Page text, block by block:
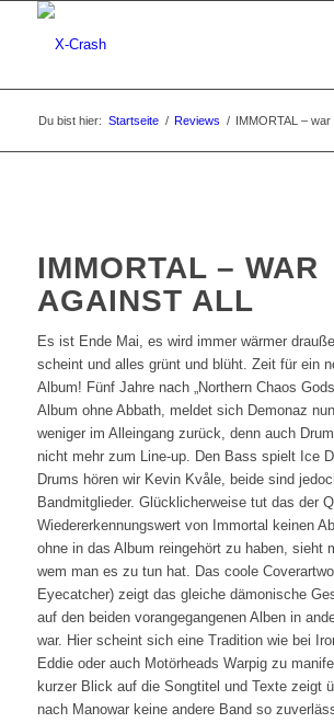
Du bist hier: Startseite / Reviews / IMMORTAL – war
IMMORTAL – WAR
AGAINST ALL
Es ist Ende Mai, es wird immer wärmer
scheint und alles grünt und blüht. Zeit für ein
Album! Fünf Jahre nach „Northern Chaos
Album ohne Abbath, meldet sich Demonaz
weniger im Alleingang zurück, denn auch
nicht mehr zum Line-up. Den Bass spielt Ice
Drums hören wir Kevin Kvåle, beide sind
Bandmitglieder. Glücklicherweise tut das der
Wiedererkennungswert von Immortal keinen
ohne in das Album reingehört zu haben, sieht
wem man es zu tun hat. Das coole
Eyecatcher) zeigt das gleiche dämonische
auf den beiden vorangegangenen Alben in
war. Hier scheint sich eine Tradition wie bei
Eddie oder auch Motörheads Warpig zu
kurzer Blick auf die Songtitel und Texte zeigt
nach Manowar keine andere Band so